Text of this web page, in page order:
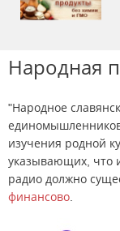
Народная
"Народное
изучения родной
указывающих, что
радио должно
финансово.